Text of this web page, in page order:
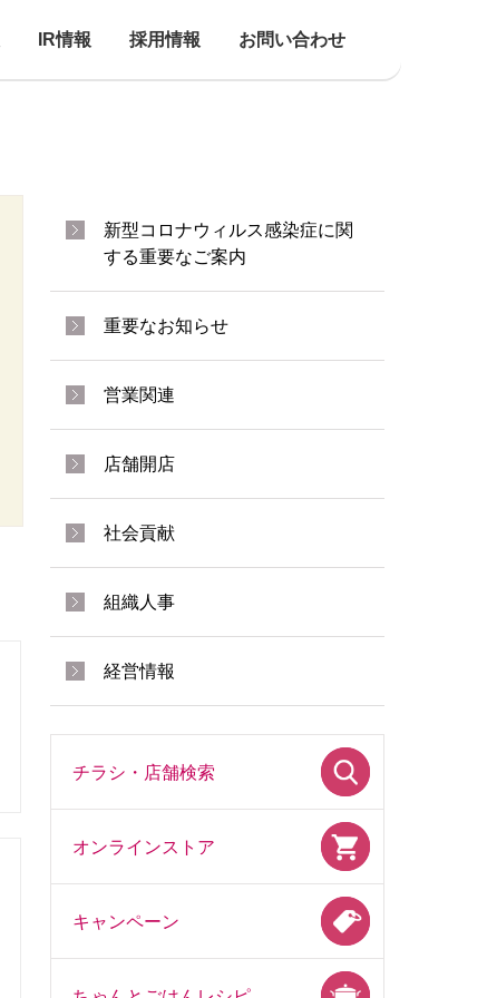
IR情報 採用情報 お問い合わせ
新型コロナウィルス感染症に関
する重要なご案内
重要なお知らせ
営業関連
店舗開店
社会貢献
組織人事
経営情報
チラシ・店舗検索
オンラインストア
キャンペーン